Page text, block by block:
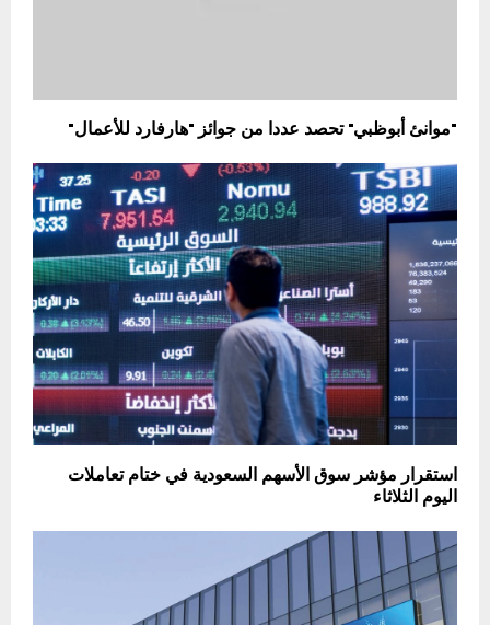
"موانئ أبوظبي" تحصد عددا من جوائز "هارفارد للأعمال"
استقرار مؤشر سوق الأسهم السعودية في ختام تعاملات
اليوم الثلاثاء